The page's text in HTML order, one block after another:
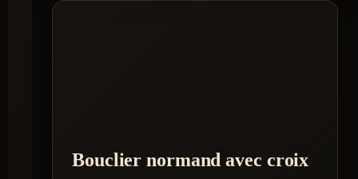
Bouclier normand avec croix